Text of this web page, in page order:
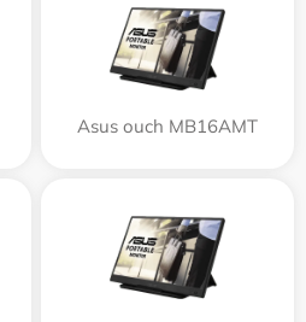
Asus ouch MB16AMT